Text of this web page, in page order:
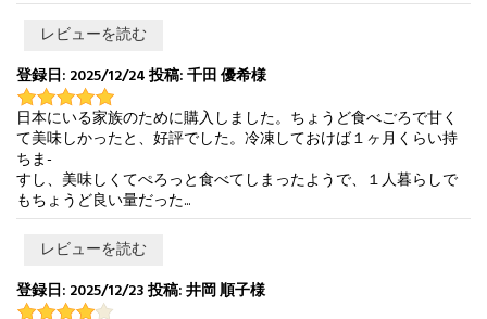
レビューを読む
登録日: 2025/12/24 投稿: 千田 優希様
日本にいる家族のために購入しました。ちょうど食べごろで甘く
て美味しかったと、好評でした。冷凍しておけば１ヶ月くらい持
ちま-
すし、美味しくてぺろっと食べてしまったようで、１人暮らしで
もちょうど良い量だった...
レビューを読む
登録日: 2025/12/23 投稿: 井岡 順子様